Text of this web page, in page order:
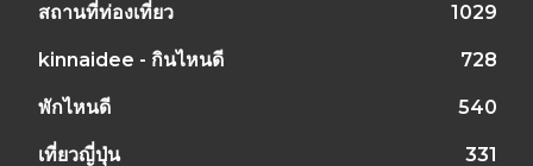
สถานที่ท่องเที่ยว 1029
kinnaidee - กินไหนดี 728
พักไหนดี 540
เที่ยวญี่ปุ่น 331